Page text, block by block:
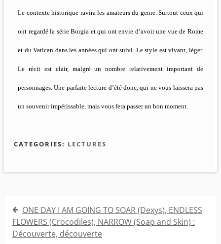
Le contexte historique ravira les amateurs du genre. Surtout ceux qui
ont regardé la série Borgia et qui ont envie d’avoir une vue de Rome
et du Vatican dans les années qui ont suivi. Le style est vivant, léger.
Le récit est clair, malgré un nombre relativement important de
personnages. Une parfaite lecture d’été donc, qui ne vous laissera pas
un souvenir impérissable, mais vous fera passer un bon moment.
CATEGORIES: LECTURES
Navigation
de
l’article
ONE DAY I AM GOING TO SOAR (Dexys), ENDLESS
FLOWERS (Crocodiles), NARROW (Soap and Skin) :
Découverte, découverte